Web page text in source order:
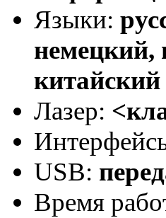
Языки:
немецкий,
Лазер:
USB:
Время